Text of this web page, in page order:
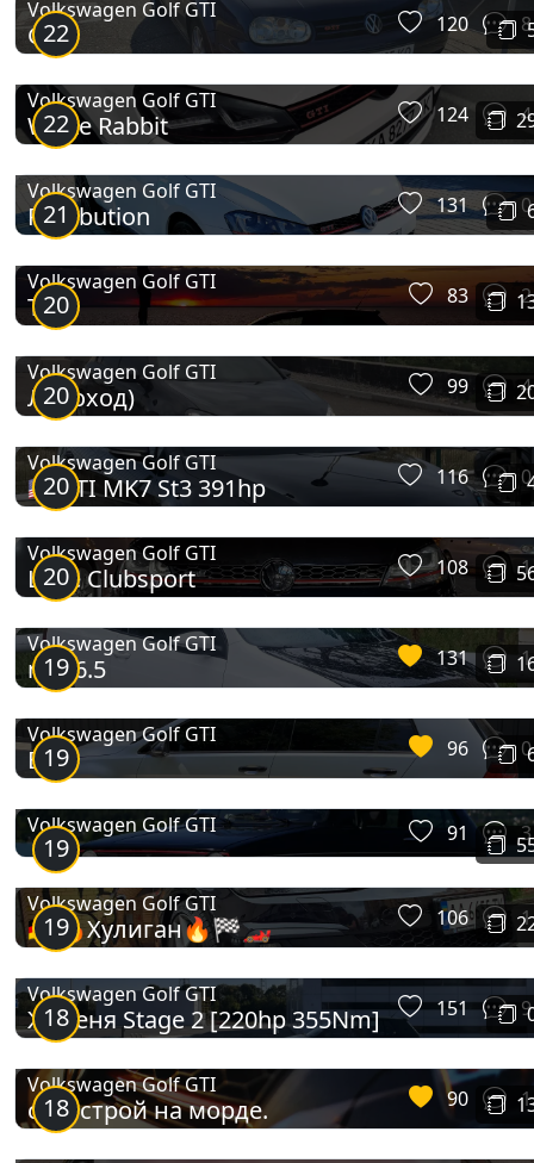
22
Volkswagen Golf GTI
GTI 120 8
22
Volkswagen Golf GTI
White Rabbit 124 4
21
Volkswagen Golf GTI
Retribution 131 0
20
Volkswagen Golf GTI
Тінь 83 2
20
Volkswagen Golf GTI
Луноход) 99 4
20
Volkswagen Golf GTI
🇺🇸GTI MK7 St3 391hp 116 0
20
Volkswagen Golf GTI
Little Clubsport 108 1
19
Volkswagen Golf GTI
mk_6.5 131 1
19
Volkswagen Golf GTI
Ваг 96 0
19
Volkswagen Golf GTI 91 3
19
Volkswagen Golf GTI
🇩🇪🔥Хулиган🔥🏁🏎 106 1
18
Volkswagen Golf GTI
Жабеня Stage 2 [220hp 355Nm] 151 9
18
Volkswagen Golf GTI
с люстрой на морде. 90 1